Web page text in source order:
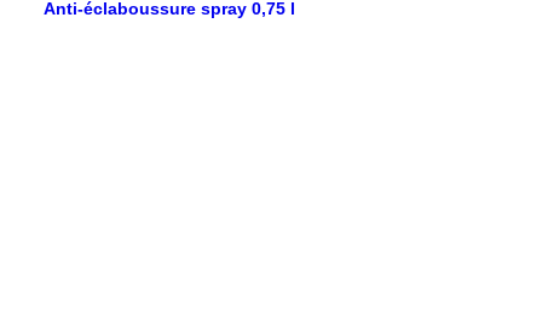
Anti-éclaboussure spray 0,75 l